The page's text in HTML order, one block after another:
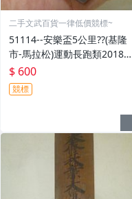
二手文武百貨一律低價競標~
51114--安樂盃5公里??(基隆
市-馬拉松)運動長跑類2018年-
精緻獎牌??紀念章??(金屬材質-
郵寄免運費)
$ 600
競標